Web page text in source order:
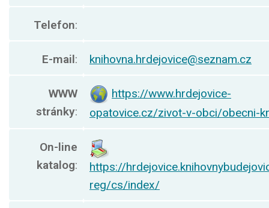
Telefon:
E-mail: knihovna.hrdejovice@seznam.cz
WWW
stránky:
https://www.hrdejovice-
opatovice.cz/zivot-v-obci/obecni-
On-line
katalog:
https://
reg/cs/index/